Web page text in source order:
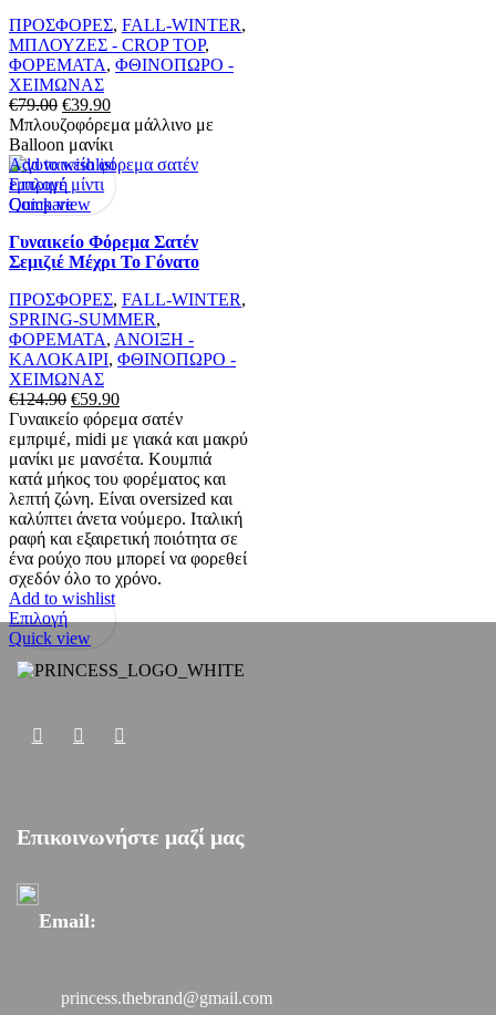
παραλλαγές.
Οι
επιλογές
μπορούν
να
επιλεγούν
στη
σελίδα
του
προϊόντος
ΠΡΟΣΦΟΡΕΣ, FALL-WINTER,
ΜΠΛΟΥΖΕΣ - CROP TOP,
ΦΟΡΕΜΑΤΑ, ΦΘΙΝΟΠΩΡΟ -
ΧΕΙΜΩΝΑΣ
€79.00 Original
price
was:
€79.00.
€39.90Η
τρέχουσα
τιμή
είναι:
Μπλουζοφόρεμα μάλλινο με
Balloon μανίκι
Add to wishlist
ΕπιλογήΑυτό
το
έχει
πολλαπλές
Οι
επιλογές
μπορούν
να
επιλεγούν
στη
σελίδα
του
προϊόντος
Quick view
Compare
Γυναικείο Φόρεμα Σατέν
Σεμιζιέ Μέχρι Το Γόνατο
ΠΡΟΣΦΟΡΕΣ, FALL-WINTER,
SPRING-SUMMER,
ΦΟΡΕΜΑΤΑ, ΑΝΟΙΞΗ -
ΚΑΛΟΚΑΙΡΙ, ΦΘΙΝΟΠΩΡΟ -
ΧΕΙΜΩΝΑΣ
€124.90 Original
price
was:
€124.90.
€59.90Η
τρέχουσα
τιμή
είναι:
€59.90.
Γυναικείο φόρεμα σατέν
εμπριμέ, midi με γιακά και μακρύ
μανίκι με μανσέτα. Κουμπιά
κατά μήκος του φορέματος και
λεπτή ζώνη. Είναι oversized και
καλύπτει άνετα νούμερο. Ιταλική
ραφή και εξαιρετική ποιότητα σε
ένα ρούχο που μπορεί να φορεθεί
σχεδόν όλο το χρόνο.
Add to wishlist
ΕπιλογήΑυτό
το
έχει
Οι
στη
Quick view
Επικοινωνήστε μαζί μας
Email:
princess.thebrand@gmail.com